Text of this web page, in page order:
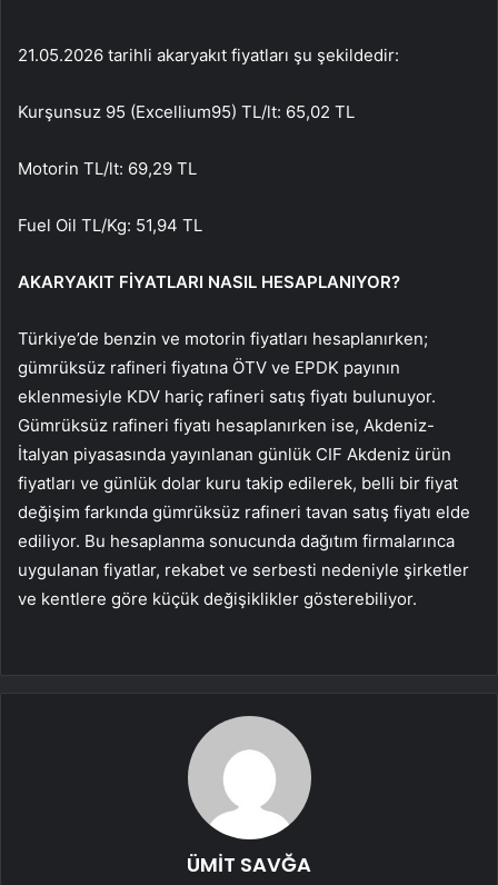
21.05.2026 tarihli akaryakıt fiyatları şu şekildedir:
Kurşunsuz 95 (Excellium95) TL/lt: 65,02 TL
Motorin TL/lt: 69,29 TL
Fuel Oil TL/Kg: 51,94 TL
AKARYAKIT FİYATLARI NASIL HESAPLANIYOR?
Türkiye’de benzin ve motorin fiyatları hesaplanırken;
gümrüksüz rafineri fiyatına ÖTV ve EPDK payının
eklenmesiyle KDV hariç rafineri satış fiyatı bulunuyor.
Gümrüksüz rafineri fiyatı hesaplanırken ise, Akdeniz-
İtalyan piyasasında yayınlanan günlük CIF Akdeniz ürün
fiyatları ve günlük dolar kuru takip edilerek, belli bir fiyat
değişim farkında gümrüksüz rafineri tavan satış fiyatı elde
ediliyor. Bu hesaplanma sonucunda dağıtım firmalarınca
uygulanan fiyatlar, rekabet ve serbesti nedeniyle şirketler
ve kentlere göre küçük değişiklikler gösterebiliyor.
ÜMİT SAVĞA